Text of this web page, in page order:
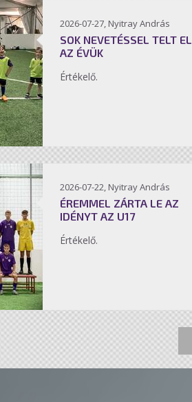
2026-07-27, Nyitray András
SOK NEVETÉSSEL TELT EL
AZ ÉVÜK
Értékelő.
2026-07-22, Nyitray András
ÉREMMEL ZÁRTA LE AZ
IDÉNYT AZ U17
Értékelő.